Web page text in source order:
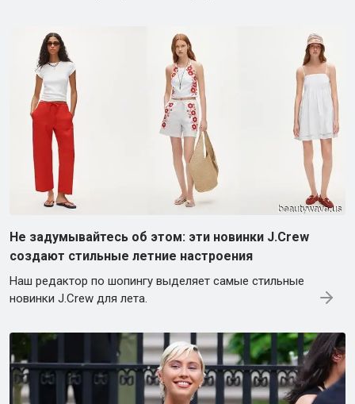
Не задумывайтесь об этом: эти новинки J.Crew
создают стильные летние настроения
Наш редактор по шопингу выделяет самые стильные
новинки J.Crew для лета.